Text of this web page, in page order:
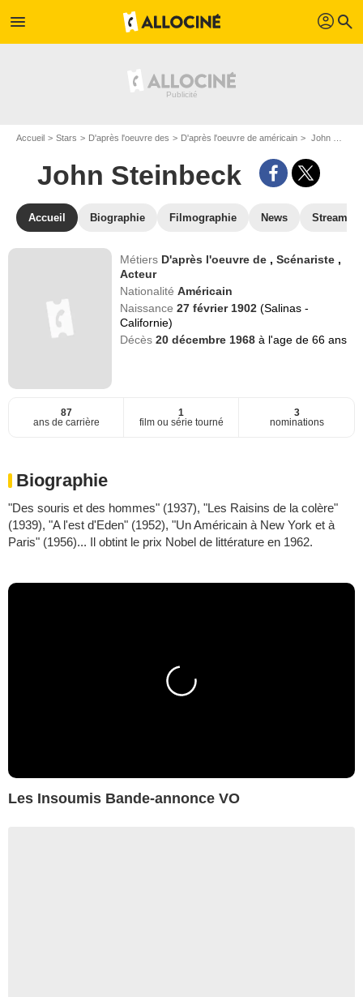
menu profil search
Accueil Stars D'après l'oeuvre des D'après l'oeuvre de américain John Steinbeck
John Steinbeck
Accueil Biographie Filmographie News Streaming
Métiers D'après l'oeuvre de ,Scénariste ,
Acteur
NationalitéAméricain
Naissance27 février 1902(Salinas -
Californie)
Décès20 décembre 1968à l'age de 66 ans
87
ans de carrière
1
film ou série tourné
3
nominations
Biographie
"Des souris et des hommes" (1937), "Les Raisins de la colère"
(1939), "A l'est d'Eden" (1952), "Un Américain à New York et à
Paris" (1956)... Il obtint le prix Nobel de littérature en 1962.
Les Insoumis Bande-annonce VO